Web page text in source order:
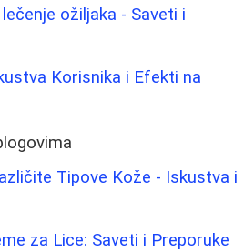
ožiljaka - Saveti i
Korisnika i Efekti na
Tipove Kože - Iskustva i
za Lice: Saveti i Preporuke